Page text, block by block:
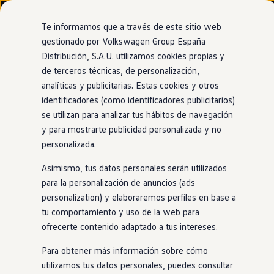
Ir
directamente
al contenido
Ir
directamente
al pie de
página
Nuevo ID. Cross
Vehículos Comerciales
Compra y ofertas
Volkswagen nuevo en stock
Volkswagen de ocasión
Financiación
My Renting
My Way
Seguros
Empresas
Autoescuelas
Eléctricos e híbridos
Más sobre híbridos
Plan Auto +
Etiquetas DGT
Simulador de autonomía, carga y ahorro
Carga y autonomía
Soluciones de carga
Tarifas de carga
Carga en casa
Modos de carga
Information
Contacta connuestros
asesores
Barcelona y zona norte
Marta Molist
646 418 699
Te informamos que a través de este sitio web
gestionado por Volkswagen Group España
Distribución, S.A.U. utilizamos cookies propias y
de terceros técnicas, de personalización,
analíticas y publicitarias. Estas cookies y otros
identificadores (como identificadores publicitarios)
se utilizan para analizar tus hábitos de navegación
y para mostrarte publicidad personalizada y no
personalizada.
Asimismo, tus datos personales serán utilizados
para la personalización de anuncios (ads
personalization) y elaboraremos perfiles en base a
tu comportamiento y uso de la web para
ofrecerte contenido adaptado a tus intereses.
Para obtener más información sobre cómo
utilizamos tus datos personales, puedes consultar